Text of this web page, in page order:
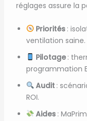
réglages assure la
Priorités :
ventilation saine.
Pilotage :
programmation
Audit :
ROI.
Aides :